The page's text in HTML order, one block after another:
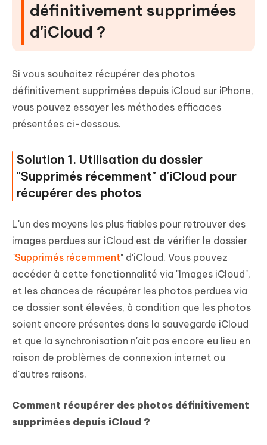
définitivement supprimées
d'iCloud ?
Si vous souhaitez récupérer des photos
définitivement supprimées depuis iCloud sur iPhone,
vous pouvez essayer les méthodes efficaces
présentées ci-dessous.
Solution 1. Utilisation du dossier
"Supprimés récemment" d'iCloud pour
récupérer des photos
L'un des moyens les plus fiables pour retrouver des
images perdues sur iCloud est de vérifier le dossier
"Supprimés récemment" d'iCloud. Vous pouvez
accéder à cette fonctionnalité via "Images iCloud",
et les chances de récupérer les photos perdues via
ce dossier sont élevées, à condition que les photos
soient encore présentes dans la sauvegarde iCloud
et que la synchronisation n'ait pas encore eu lieu en
raison de problèmes de connexion internet ou
d'autres raisons.
Comment récupérer des photos définitivement
supprimées depuis iCloud ?